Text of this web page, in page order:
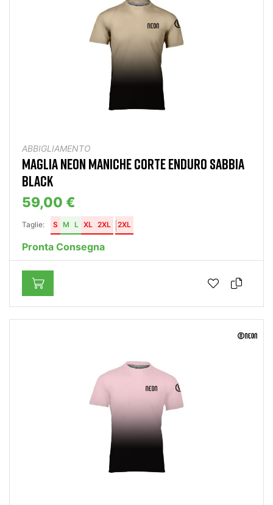
ABBIGLIAMENTO
MAGLIA NEON MANICHE CORTE ENDURO SABBIA
BLACK
59,00 €
Taglie: S M L XL 2XL 2XL
Pronta Consegna